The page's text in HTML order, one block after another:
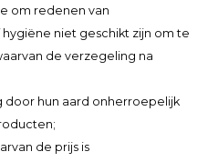
om redenen van
niet geschikt zijn om te
de verzegeling na
hun aard onherroepelijk
de prijs is